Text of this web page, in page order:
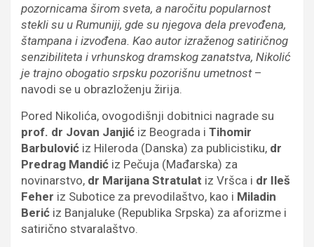
pozornicama širom sveta, a naročitu popularnost
stekli su u Rumuniji, gde su njegova dela prevođena,
štampana i izvođena. Kao autor izraženog satiričnog
senzibiliteta i vrhunskog dramskog zanatstva, Nikolić
je trajno obogatio srpsku pozorišnu umetnost –
navodi se u obrazloženju žirija.
Pored Nikolića, ovogodišnji dobitnici nagrade su
prof. dr Jovan Janjić iz Beograda i Tihomir
Barbulović iz Hileroda (Danska) za publicistiku, dr
Predrag Mandić iz Pečuja (Mađarska) za
novinarstvo, dr Marijana Stratulat iz Vršca i dr Ileš
Feher iz Subotice za prevodilaštvo, kao i Miladin
Berić iz Banjaluke (Republika Srpska) za aforizme i
satirično stvaralaštvo.